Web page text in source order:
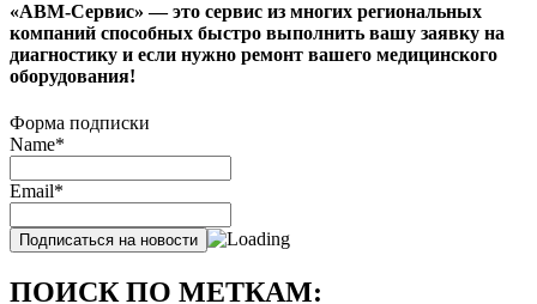
«АВМ-Сервис» — это сервис из многих региональных
компаний способных быстро выполнить вашу заявку на
диагностику и если нужно ремонт вашего медицинского
оборудования!
Форма подписки
Name*
Email*
ПОИСК ПО МЕТКАМ: